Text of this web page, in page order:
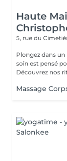
Haute
5, rue du
Plongez dans
soin est pensé
Découvrez nos
Massage